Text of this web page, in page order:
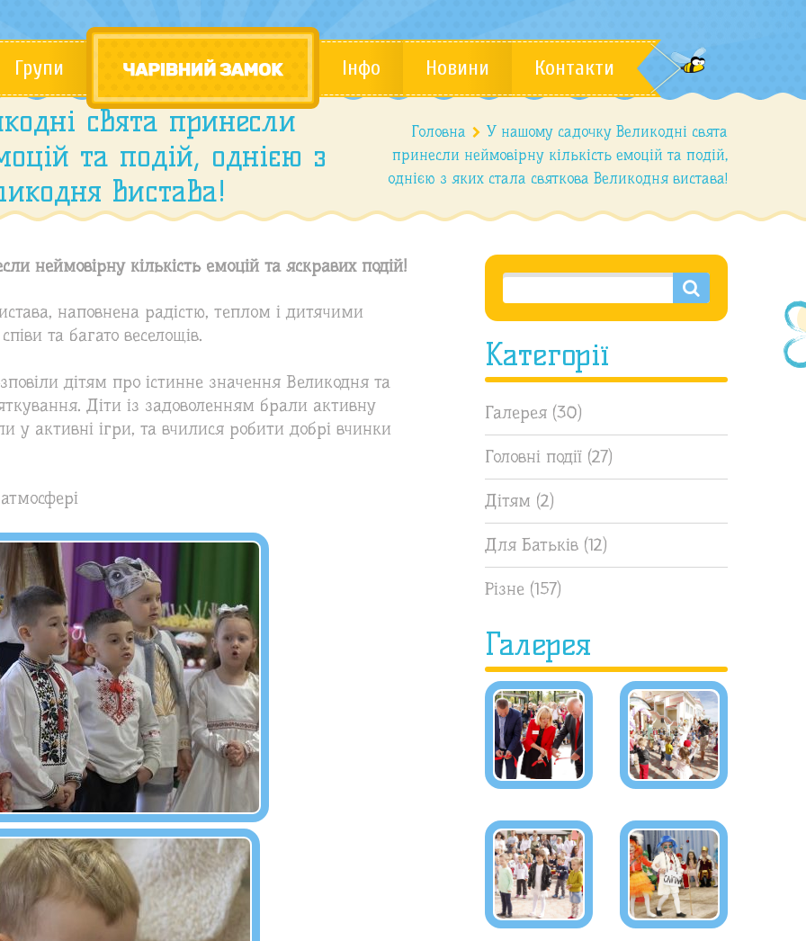
Групи Інфо Новини Контакти
свята принесли
та подій, однією з
вистава!
Головна
У нашому садочку Великодні свята
принесли неймовірну кількість емоцій та подій,
однією з яких стала святкова Великодня вистава!
Категорії
Галерея (30)
Головні події (27)
Дітям (2)
Для Батьків (12)
Різне (157)
Галерея
неймовірну кількість емоцій та яскравих подій!
наповнена радістю, теплом і дитячими
та багато веселощів.
дітям про істинне значення Великодня та
Діти із задоволенням брали активну
у активні ігри, та вчилися робити добрі вчинки